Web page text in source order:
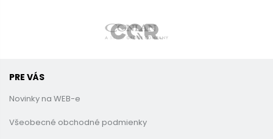
PRE VÁS
Novinky na WEB-e
Všeobecné obchodné podmienky